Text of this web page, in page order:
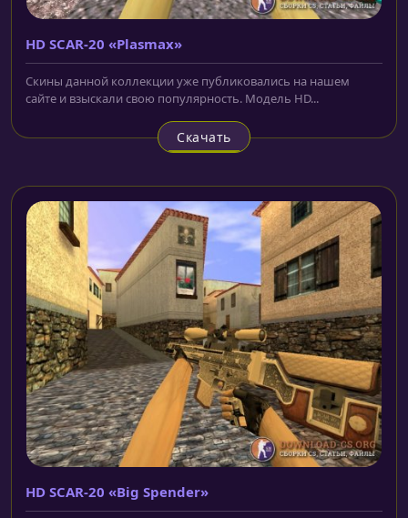
HD SCAR-20 «Plasmax»
Скины данной коллекции уже публиковались на нашем
сайте и взыскали свою популярность. Модель HD...
Скачать
HD SCAR-20 «Big Spender»